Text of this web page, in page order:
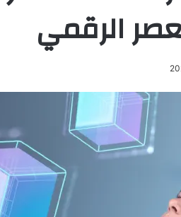
الرقمي